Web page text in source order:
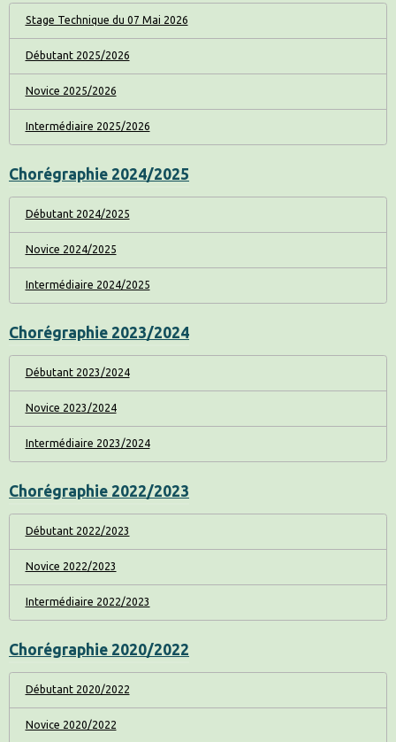
Stage Technique du 07 Mai 2026
Débutant 2025/2026
Novice 2025/2026
Intermédiaire 2025/2026
Chorégraphie 2024/2025
Débutant 2024/2025
Novice 2024/2025
Intermédiaire 2024/2025
Chorégraphie 2023/2024
Débutant 2023/2024
Novice 2023/2024
Intermédiaire 2023/2024
Chorégraphie 2022/2023
Débutant 2022/2023
Novice 2022/2023
Intermédiaire 2022/2023
Chorégraphie 2020/2022
Débutant 2020/2022
Novice 2020/2022